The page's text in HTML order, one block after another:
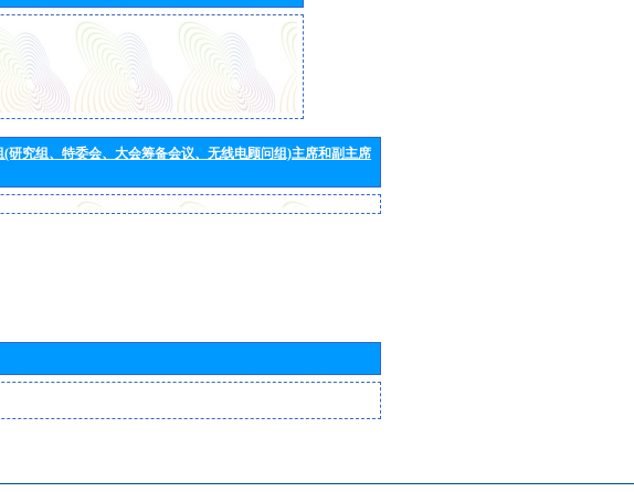
研究组、特委会、大会筹备会议、无线电顾问组)主席和副主席